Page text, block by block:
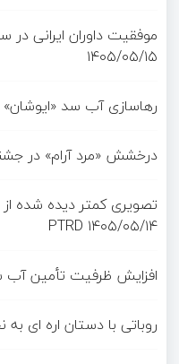
موفقیت داوران ایرانی در
۱۴۰۵/۰۵/۱۵
رهاسازی آب سد «ایوشان»
درخشش «مرد آرام» در
تصویری کمتر دیده شده
PTRD ۱۴۰۵/۰۵/۱۴
افزایش ظرفیت تأمین
روباتی با دستان اره ای